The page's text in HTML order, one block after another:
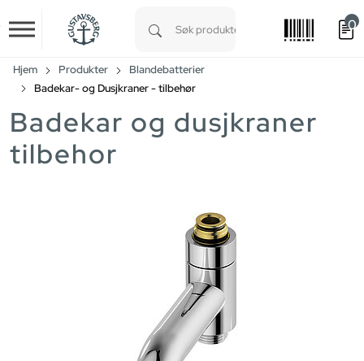
Skip to main content
0
Hjem Produkter
Blandebatterier
Badekar- og Dusjkraner - tilbehør
Badekar og dusjkraner
tilbehor